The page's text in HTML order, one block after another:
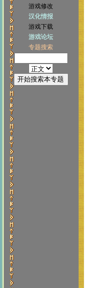
游戏修改
汉化情报
游戏下载
游戏论坛
专题搜索